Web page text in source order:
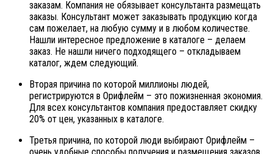
заказам. Компания не обязывает консультанта размещать
заказы. Консультант может заказывать продукцию когда
сам пожелает, на любую сумму и в любом количестве.
Нашли интересное предложение в каталоге – делаем
заказ. Не нашли ничего подходящего – откладываем
каталог, ждем следующий.
Вторая причина по которой миллионы людей,
регистрируются в Орифлейм – это пожизненная экономия.
Для всех консультантов компания предоставляет скидку
20% от цен, указанных в каталоге.
Третья причина, по которой люди выбирают Орифлейм –